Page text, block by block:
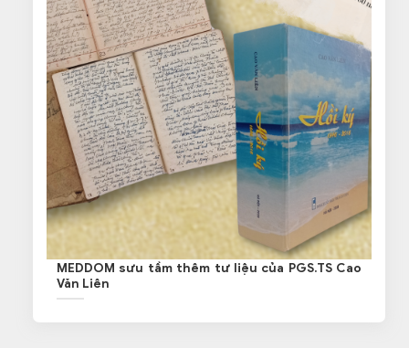
MEDDOM sưu tầm thêm tư liệu của PGS.TS Cao
Văn Liên